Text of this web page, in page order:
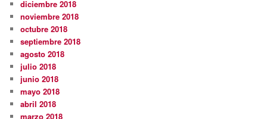
diciembre 2018
noviembre 2018
octubre 2018
septiembre 2018
agosto 2018
julio 2018
junio 2018
mayo 2018
abril 2018
marzo 2018